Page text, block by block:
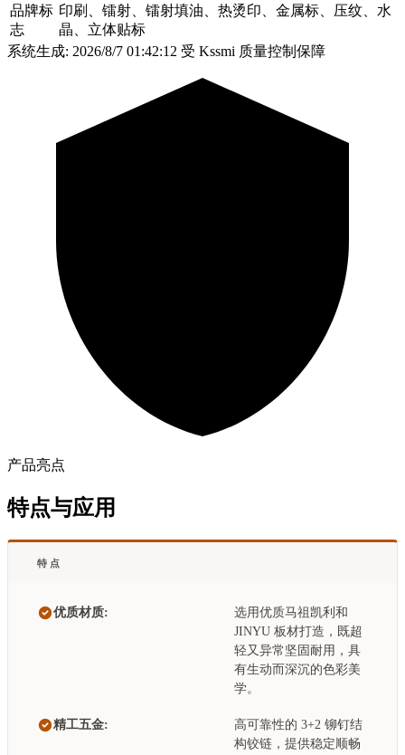
品牌标
志
印刷、镭射、镭射填油、热烫印、金属标、压纹、水
晶、立体贴标
系统生成: 2026/8/7 01:42:12 受 Kssmi 质量控制保障
产品亮点
特点与应用
特点
优质材质:
选用优质马祖凯利和
JINYU 板材打造，既超
轻又异常坚固耐用，具
有生动而深沉的色彩美
学。
精工五金:
高可靠性的 3+2 铆钉结
构铰链，提供稳定顺畅